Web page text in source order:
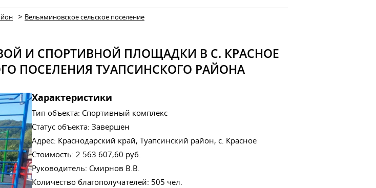
> Вельяминовское сельское поселение
И СПОРТИВНОЙ ПЛОЩАДКИ В С. КРАСНОЕ
ПОСЕЛЕНИЯ ТУАПСИНСКОГО РАЙОНА
Характеристики
Тип объекта: Спортивный комплекс
Статус объекта: Завершен
Адрес: Краснодарский край, Туапсинский район, с. Красное
Стоимость: 2 563 607,60 руб.
Руководитель: Смирнов В.В.
Количество благополучателей: 505 чел.